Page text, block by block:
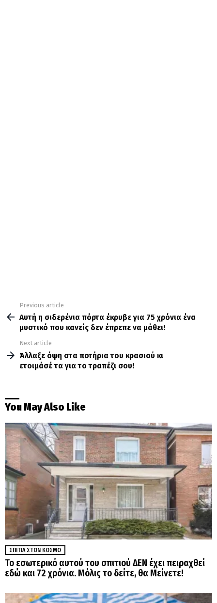
more
Previous article
Αυτή η σιδερένια πόρτα έκρυβε για 75 χρόνια ένα
μυστικό που κανείς δεν έπρεπε να μάθει!
Next article
Άλλαξε όψη στα ποτήρια του κρασιού κι
ετοιμάσέ τα για το τραπέζι σου!
You May Also Like
ΣΠΊΤΙΑ ΣΤΟΝ ΚΌΣΜΟ
Το εσωτερικό αυτού του σπιτιού ΔΕΝ έχει πειραχθεί
εδώ και 72 χρόνια. Μόλις το δείτε, θα Μείνετε!